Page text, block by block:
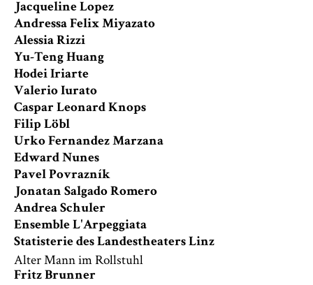
Jacqueline Lopez
Andressa Felix Miyazato
Alessia Rizzi
Yu-Teng Huang
Hodei Iriarte
Valerio Iurato
Caspar Leonard Knops
Filip Löbl
Urko Fernandez Marzana
Edward Nunes
Pavel Povrazník
Jonatan Salgado Romero
Andrea Schuler
Ensemble L'Arpeggiata
Statisterie des Landestheaters Linz
Alter Mann im Rollstuhl
Fritz Brunner